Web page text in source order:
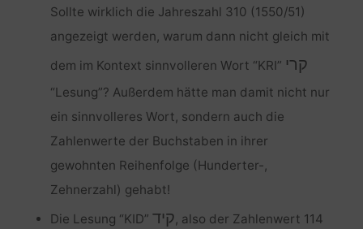
Sollte wirklich die Jahreszahl 310 (1550/51)
angezeigt werden, warum dann nicht gleich mit
dem im Kontext sinnvolleren Wort “KRI” קרי
“Lesung”? Außerdem hätte man damit nicht nur
ein sinnvolleres Wort, sondern auch die
Zahlenwerte der Buchstaben in ihrer
gewohnten Reihenfolge (Hunderter-,
Zehnerzahl) gehabt!
Die Lesung “KID”קיד, also der Zahlenwert 114